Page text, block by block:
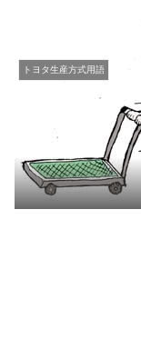
トヨタ生産方式用語